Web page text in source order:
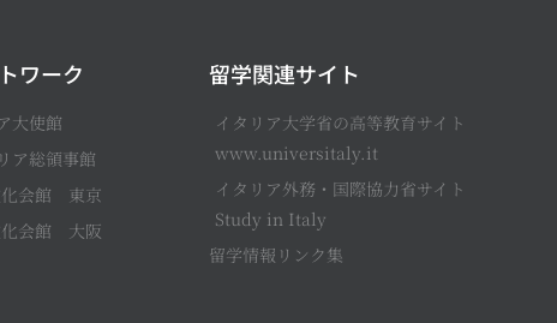
ワーク
大使館
ア総領事館
化会館 東京
化会館 大阪
留学関連サイト
イタリア大学省の高等教育サイト
www.universitaly.it
イタリア外務・国際協力省サイト
Study in Italy
留学情報リンク集